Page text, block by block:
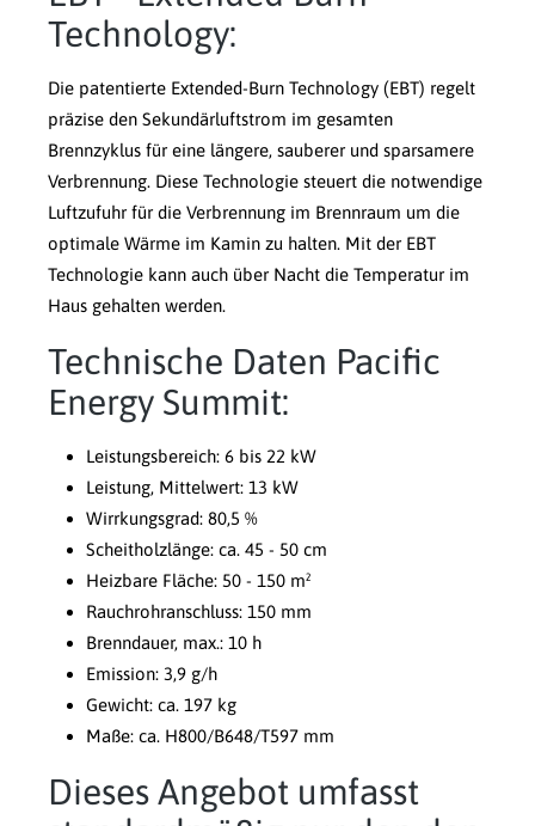
Technology:
Die patentierte Extended-Burn Technology (EBT) regelt
präzise den Sekundärluftstrom im gesamten
Brennzyklus für eine längere, sauberer und sparsamere
Verbrennung. Diese Technologie steuert die notwendige
Luftzufuhr für die Verbrennung im Brennraum um die
optimale Wärme im Kamin zu halten. Mit der EBT
Technologie kann auch über Nacht die Temperatur im
Haus gehalten werden.
Technische Daten Pacific
Energy Summit:
Leistungsbereich: 6 bis 22 kW
Leistung, Mittelwert: 13 kW
Wirrkungsgrad: 80,5 %
Scheitholzlänge: ca. 45 - 50 cm
Heizbare Fläche: 50 - 150 m²
Rauchrohranschluss: 150 mm
Brenndauer, max.: 10 h
Emission: 3,9 g/h
Gewicht: ca. 197 kg
Maße: ca. H800/B648/T597 mm
Dieses Angebot umfasst